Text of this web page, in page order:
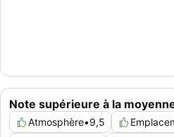
Note supérieure à la
Atmosphère•9,5